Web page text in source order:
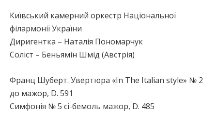
Київський камерний оркестр Національної
філармонії України
Диригентка – Наталія Пономарчук
Соліст – Беньямін Шмід (Австрія)
Франц Шуберт. Увертюра «In The Italian style» № 2
до мажор, D. 591
Симфонія № 5 сі-бемоль мажор, D. 485